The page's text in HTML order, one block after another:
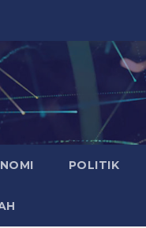
POLITIK